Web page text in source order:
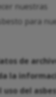
nuestras
para
de
la
del